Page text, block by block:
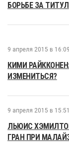
БОРЬБЕ ЗА ТИТУЛ
9 апреля 2015 в 16:09
КИМИ
ИЗМЕНИТЬСЯ?
9 апреля 2015 в 15:51
ЛЬЮИС
ГРАН ПРИ